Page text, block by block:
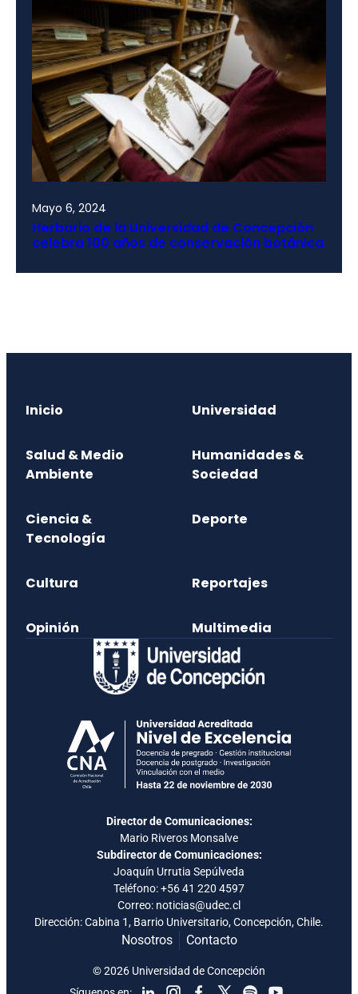
Mayo 6, 2024
Herbario de la Universidad de Concepción
celebra 100 años de conservación botánica
Inicio Universidad
Salud & Medio
Ambiente
Humanidades &
Sociedad
Ciencia &
Tecnología
Deporte
Cultura Reportajes
Opinión Multimedia
Director de Comunicaciones:
Mario Riveros Monsalve
Subdirector de Comunicaciones:
Joaquín Urrutia Sepúlveda
Teléfono:+56 41 220 4597
Correo: noticias@udec.cl
Dirección: Cabina 1, Barrio Universitario, Concepción, Chile.
Nosotros Contacto
© 2026 Universidad de Concepción